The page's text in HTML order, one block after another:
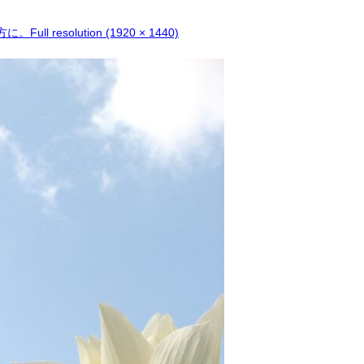
。 Full resolution (1920 × 1440)